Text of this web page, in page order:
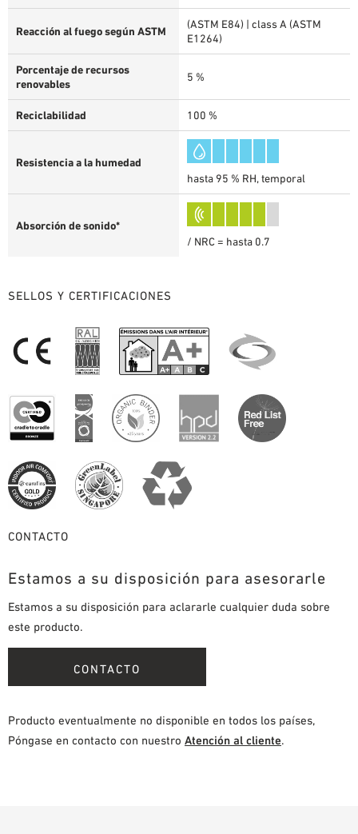
Reacción al fuego según ASTM
(ASTM E84) | class A (ASTM
E1264)
Porcentaje de recursos
renovables
5 %
Reciclabilidad 100 %
Resistencia a la humedad
hasta 95 % RH, temporal
Absorción de sonido*
/ NRC = hasta 0.7
SELLOS Y CERTIFICACIONES
CONTACTO
Estamos a su disposición para asesorarle
Estamos a su disposición para aclararle cualquier duda sobre
este producto.
CONTACTO
Producto eventualmente no disponible en todos los países,
Póngase en contacto con nuestro Atención al cliente.